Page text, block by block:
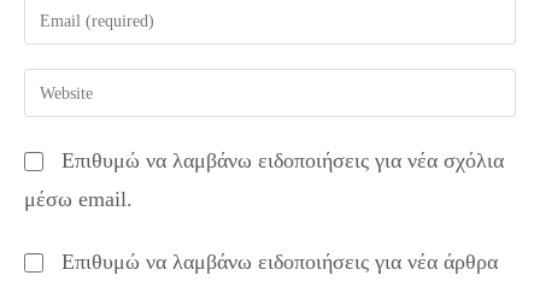
comment
Enter
your
email
address
comment
Enter
your
URL
(optional)
Επιθυμώ να λαμβάνω ειδοποιήσεις για νέα σχόλια
μέσω email.
Επιθυμώ να λαμβάνω ειδοποιήσεις για νέα άρθρα